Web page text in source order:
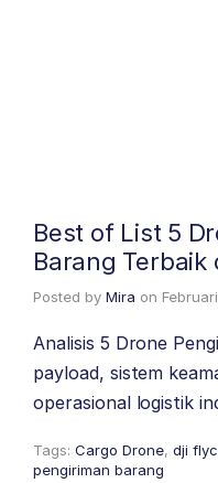
Best of List 5
Barang Terbaik
Posted by Mira on
Analisis 5 Drone
payload, sistem
operasional logistik
Tags: Cargo Drone, dji
pengiriman barang